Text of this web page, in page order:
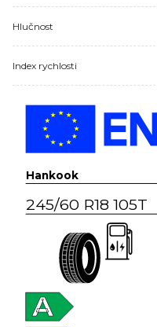
Hlučnost
Index rychlosti
Hankook
245/60 R18 105T
A